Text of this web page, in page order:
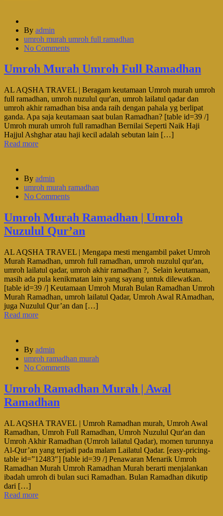
By admin
umroh murah umroh full ramadhan
No Comments
Umroh Murah Umroh Full Ramadhan
AL AQSHA TRAVEL | Beragam keutamaan Umroh murah umroh
full ramadhan, umroh nuzulul qur'an, umroh lailatul qadar dan
umroh akhir ramadhan bisa anda raih dengan pahala yg berlipat
ganda. Apa saja keutamaan saat bulan Ramadhan? [table id=39 /]
Umroh murah umroh full ramadhan Bernilai Seperti Naik Haji
Hajjul Ashghar atau haji kecil adalah sebutan lain […]
Read more
By admin
umroh murah ramadhan
No Comments
Umroh Murah Ramadhan | Umroh
Nuzulul Qur’an
AL AQSHA TRAVEL | Mengapa mesti mengambil paket Umroh
Murah Ramadhan, umroh full ramadhan, umroh nuzulul qur'an,
umroh lailatul qadar, umroh akhir ramadhan ?, Selain keutamaan,
masih ada pula kenikmatan lain yang sayang untuk dilewatkan.
[table id=39 /] Keutamaan Umroh Murah Bulan Ramadhan Umroh
Murah Ramadhan, umroh lailatul Qadar, Umroh Awal RAmadhan,
juga Nuzulul Qur’an dan […]
Read more
By admin
umroh ramadhan murah
No Comments
Umroh Ramadhan Murah | Awal
Ramadhan
AL AQSHA TRAVEL | Umroh Ramadhan murah, Umroh Awal
Ramadhan, Umroh Full Ramadhan, Umroh Nuzulul Qur'an dan
Umroh Akhir Ramadhan (Umroh lailatul Qadar), momen turunnya
Al-Qur’an yang terjadi pada malam Lailatul Qadar. [easy-pricing-
table id=”12483″] [table id=39 /] Penawaran Menarik Umroh
Ramadhan Murah Umroh Ramadhan Murah berarti menjalankan
ibadah umroh di bulan suci Ramadhan. Bulan Ramadhan dikutip
dari […]
Read more